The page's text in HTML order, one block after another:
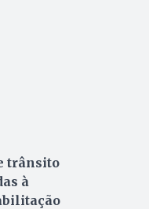
trânsito
à